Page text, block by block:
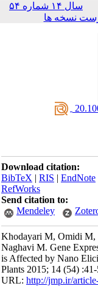
سال ۱۴ شماره ۵۴
نسخه ها
Download citation:
BibTeX|RIS|
RefWorks
Send citation to:
Mendeley
Khodayari M, Omidi
Naghavi M. Gene
is Affected by Nano
Plants 2015; 14 (54)
URL:http://jmp.ir/